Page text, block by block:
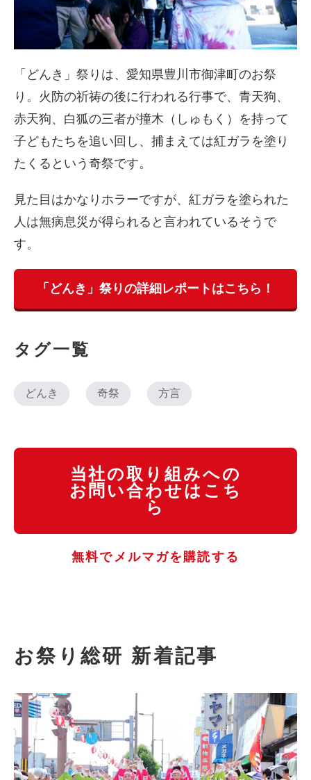
「どんき」祭りは、愛知県豊川市御津町のお祭
り。火防の祈祷の後に行われる行事で、青天狗、
赤天狗、白狐の三者が撞木（しゅもく）を持って
子どもたちを追い回し、捕まえては紅ガラを塗り
たくるという奇祭です。
見た目はかなりホラーですが、紅ガラを塗られた
人は無病息災が得られると言われているそうで
す。
「どんき」祭りの詳細レポートはこちら！
タグ一覧
どんき 奇祭 方言
当社の取り組みへの
お問い合わせはこち
ら
無料でメルマガを購読する
お祭り総研 新着記事